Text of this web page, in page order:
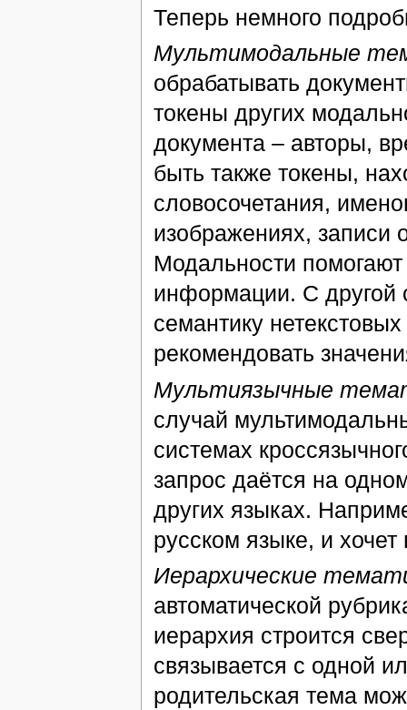
Теперь немного
Мультимодальные
обрабатывать
токены других
документа – авторы,
быть также токены,
словосочетания,
изображениях, записи
Модальности
информации. С другой
семантику
рекомендовать
Мультиязычные
случай
системах
запрос даётся на
других языках.
русском языке, и
Иерархические
автоматической
иерархия строится
связывается с одной
родительская тема